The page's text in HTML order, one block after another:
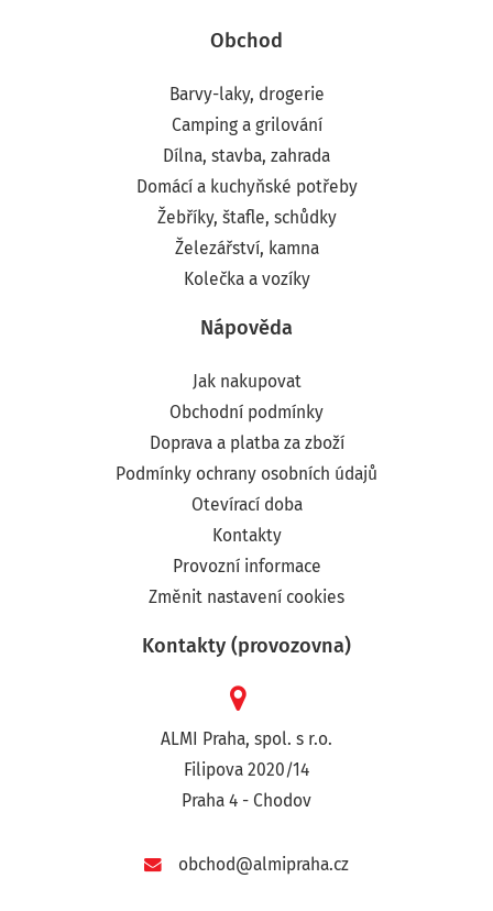
Obchod
Barvy-laky, drogerie
Camping a grilování
Dílna, stavba, zahrada
Domácí a kuchyňské potřeby
Žebříky, štafle, schůdky
Železářství, kamna
Kolečka a vozíky
Nápověda
Jak nakupovat
Obchodní podmínky
Doprava a platba za zboží
Podmínky ochrany osobních údajů
Otevírací doba
Kontakty
Provozní informace
Změnit nastavení cookies
Kontakty (provozovna)
ALMI Praha, spol. s r.o.
Filipova 2020/14
Praha 4 - Chodov
obchod@almipraha.cz